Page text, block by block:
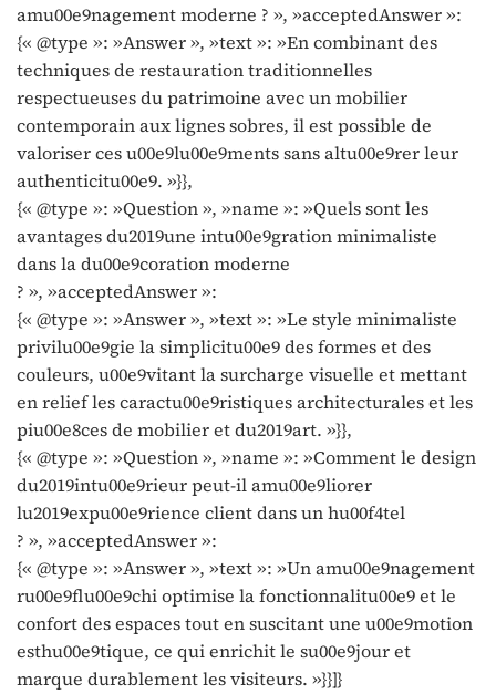
amu00e9nagement moderne ? », »acceptedAnswer »:
{« @type »: »Answer », »text »: »En combinant des
techniques de restauration traditionnelles
respectueuses du patrimoine avec un mobilier
contemporain aux lignes sobres, il est possible de
valoriser ces u00e9lu00e9ments sans altu00e9rer leur
authenticitu00e9. »}},
{« @type »: »Question », »name »: »Quels sont les
avantages du2019une intu00e9gration minimaliste
dans la du00e9coration moderne
? », »acceptedAnswer »:
{« @type »: »Answer », »text »: »Le style minimaliste
privilu00e9gie la simplicitu00e9 des formes et des
couleurs, u00e9vitant la surcharge visuelle et mettant
en relief les caractu00e9ristiques architecturales et les
piu00e8ces de mobilier et du2019art. »}},
{« @type »: »Question », »name »: »Comment le design
du2019intu00e9rieur peut-il amu00e9liorer
lu2019expu00e9rience client dans un hu00f4tel
? », »acceptedAnswer »:
{« @type »: »Answer », »text »: »Un amu00e9nagement
ru00e9flu00e9chi optimise la fonctionnalitu00e9 et le
confort des espaces tout en suscitant une u00e9motion
esthu00e9tique, ce qui enrichit le su00e9jour et
marque durablement les visiteurs. »}}]}